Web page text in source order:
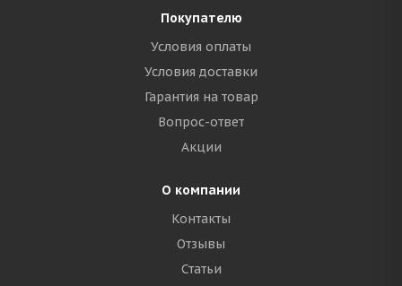
Покупателю
Условия оплаты
Условия доставки
Гарантия на товар
Вопрос-ответ
Акции
О компании
Контакты
Отзывы
Статьи